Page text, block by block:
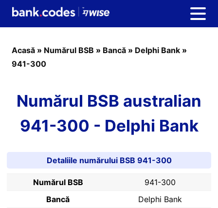
Acasă » Numărul BSB » Bancă » Delphi Bank »
941-300
Numărul BSB australian
941-300 - Delphi Bank
Detaliile numărului BSB 941-300
Numărul BSB
941-300
Bancă
Delphi Bank